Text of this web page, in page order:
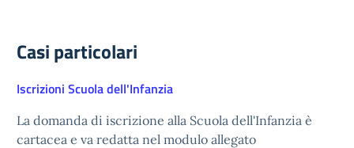
Casi particolari
Iscrizioni Scuola dell'Infanzia
La domanda di iscrizione alla Scuola dell'Infanzia è
cartacea e va redatta nel modulo allegato